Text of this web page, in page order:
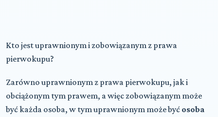
Kto jest uprawnionym i zobowiązanym z prawa
pierwokupu?
Zarówno uprawnionym z prawa pierwokupu, jak i
obciążonym tym prawem, a więc zobowiązanym może
być każda osoba, w tym uprawnionym może być osoba